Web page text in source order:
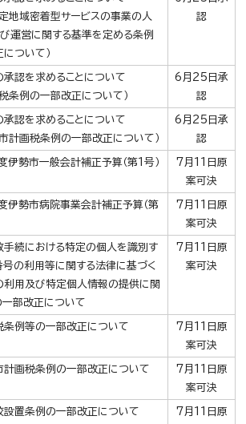
定地域密着型サービスの事業の人
運営に関する基準を定める条例
ついて）
認
承認を求めることについて
条例の一部改正について）
6月25日承
認
承認を求めることについて
計画税条例の一部改正について）
6月25日承
認
伊勢市一般会計補正予算（第1号）
7月11日原
案可決
伊勢市病院事業会計補正予算（第
7月11日原
案可決
手続における特定の個人を識別す
号の利用等に関する法律に基づく
利用及び特定個人情報の提供に関
一部改正について
7月11日原
案可決
条例等の一部改正について
7月11日原
案可決
計画税条例の一部改正について
7月11日原
案可決
設置条例の一部改正について
7月11日原